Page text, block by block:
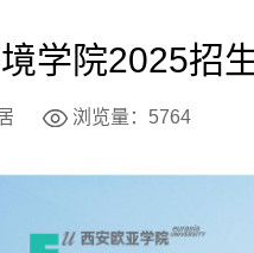
学院2025招
居 浏览量： 5764